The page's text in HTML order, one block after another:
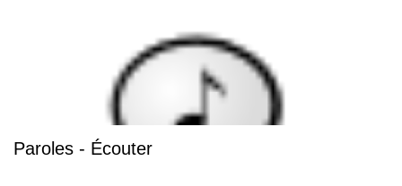
Paroles - Écouter